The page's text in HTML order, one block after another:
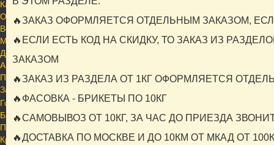
Каши и Крупы
Овощи
Всякие полезности
Миксы
Деликатесы
Аксессуары
Прочие товары
Заказ от 10кг
Говядина
Баранина
Птица
Кролик
🔥ЗАКАЗ ОФОРМЛЯЕТСЯ ОТДЕЛЬНЫМ ЗАКАЗОМ,
🔥ЕСЛИ ЕСТЬ КОД НА СКИДКУ, ТО ЗАКАЗ ИЗ
ЗАКАЗОМ
🔥ЗАКАЗ ИЗ РАЗДЕЛА ОТ 1КГ ОФОРМЛЯЕТСЯ
🔥ФАСОВКА - БРИКЕТЫ ПО 10КГ
🔥САМОВЫВОЗ ОТ 10КГ, ЗА ЧАС ДО ПРИЕЗДА
🔥ДОСТАВКА ПО МОСКВЕ И ДО 10КМ ОТ МКАД ОТ